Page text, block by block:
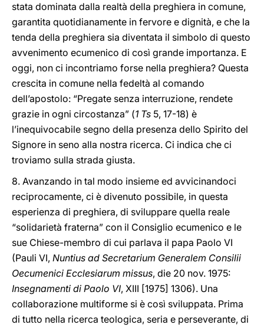
stata dominata dalla realtà della preghiera in comune,
garantita quotidianamente in fervore e dignità, e che la
tenda della preghiera sia diventata il simbolo di questo
avvenimento ecumenico di così grande importanza. E
oggi, non ci incontriamo forse nella preghiera? Questa
crescita in comune nella fedeltà al comando
dell’apostolo: “Pregate senza interruzione, rendete
grazie in ogni circostanza” (1 Ts 5, 17-18) è
l’inequivocabile segno della presenza dello Spirito del
Signore in seno alla nostra ricerca. Ci indica che ci
troviamo sulla strada giusta.
8. Avanzando in tal modo insieme ed avvicinandoci
reciprocamente, ci è divenuto possibile, in questa
esperienza di preghiera, di sviluppare quella reale
“solidarietà fraterna” con il Consiglio ecumenico e le
sue Chiese-membro di cui parlava il papa Paolo VI
(Pauli VI, Nuntius ad Secretarium Generalem Consilii
Oecumenici Ecclesiarum missus, die 20 nov. 1975:
Insegnamenti di Paolo VI, XIII [1975] 1306). Una
collaborazione multiforme si è così sviluppata. Prima
di tutto nella ricerca teologica, seria e perseverante, di